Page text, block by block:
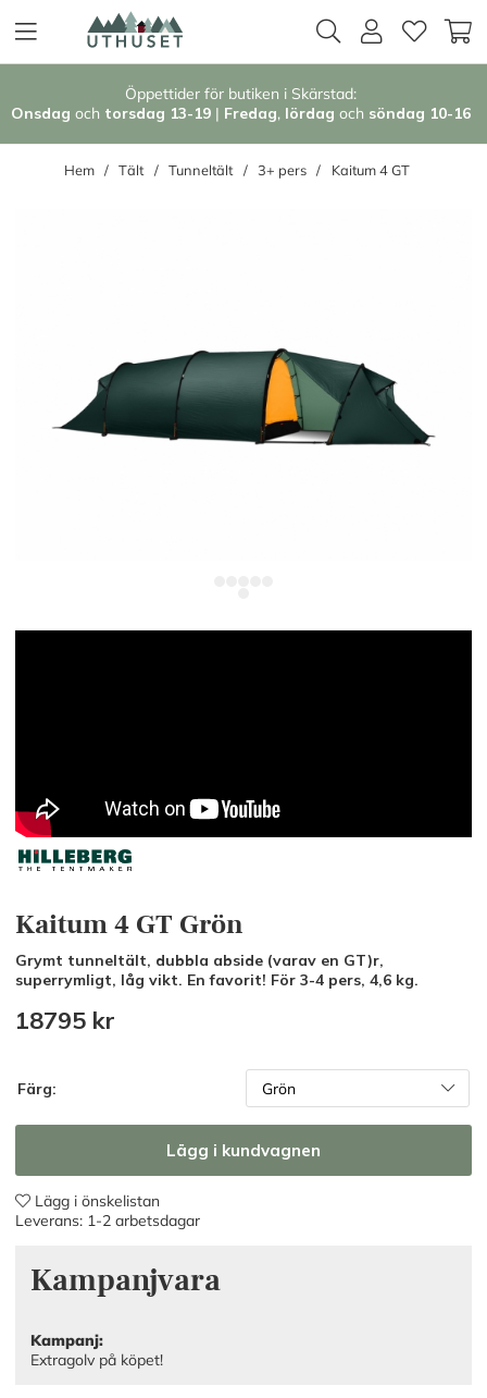
Öppettider för butiken i Skärstad:
Onsdag och torsdag 13-19 | Fredag, lördag och söndag 10-16
Hem Tält Tunneltält 3+ pers Kaitum 4 GT
Kaitum 4 GT Grön
Grymt tunneltält, dubbla abside (varav en GT)r,
superrymligt, låg vikt. En favorit! För 3-4 pers, 4,6 kg.
18795 kr
Färg:
Lägg i kundvagnen
Lägg i önskelistan
Leverans: 1-2 arbetsdagar
Kampanjvara
Kampanj:
Extragolv på köpet!